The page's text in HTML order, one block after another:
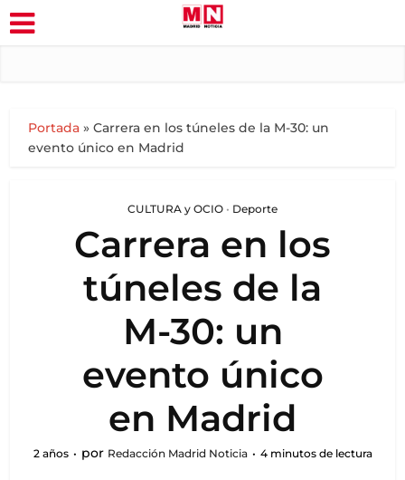
Portada »Carrera en los túneles de la M-30: un
evento único en Madrid
CULTURA y OCIO • Deporte
Carrera en los
túneles de la
M-30: un
evento único
en Madrid
2 años por Redacción Madrid Noticia 4 minutos de lectura